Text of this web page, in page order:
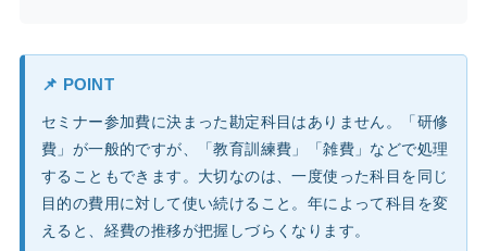
📌 POINT
セミナー参加費に決まった勘定科目はありません。「研修
費」が一般的ですが、「教育訓練費」「雑費」などで処理
することもできます。大切なのは、一度使った科目を同じ
目的の費用に対して使い続けること。年によって科目を変
えると、経費の推移が把握しづらくなります。